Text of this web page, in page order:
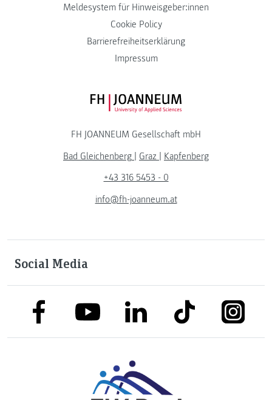
Meldesystem für Hinweisgeber:innen
Cookie Policy
Barrierefreiheitserklärung
Impressum
FH JOANNEUM Logo
FH JOANNEUM Gesellschaft mbH
Bad Gleichenberg | Graz | Kapfenberg
+43 316 5453 - 0
info@fh-joanneum.at
Social Media
link to facebooklink to youtubelink to linkedinlink to tiktok link to